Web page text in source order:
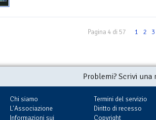
Pagina 4 di 57 1 2 3
Problemi? Scrivi una
Chi siamo
L'Associazione
Informazioni sui
Termini del servizio
Diritto di recesso
Copyright